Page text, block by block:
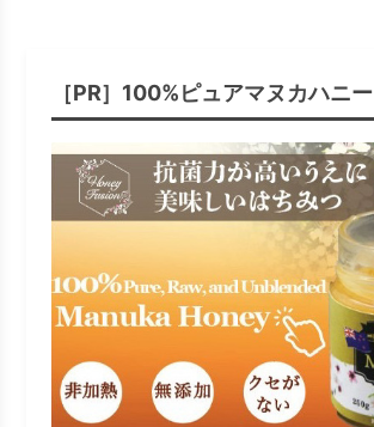
［PR］100%ピュアマヌカハニー